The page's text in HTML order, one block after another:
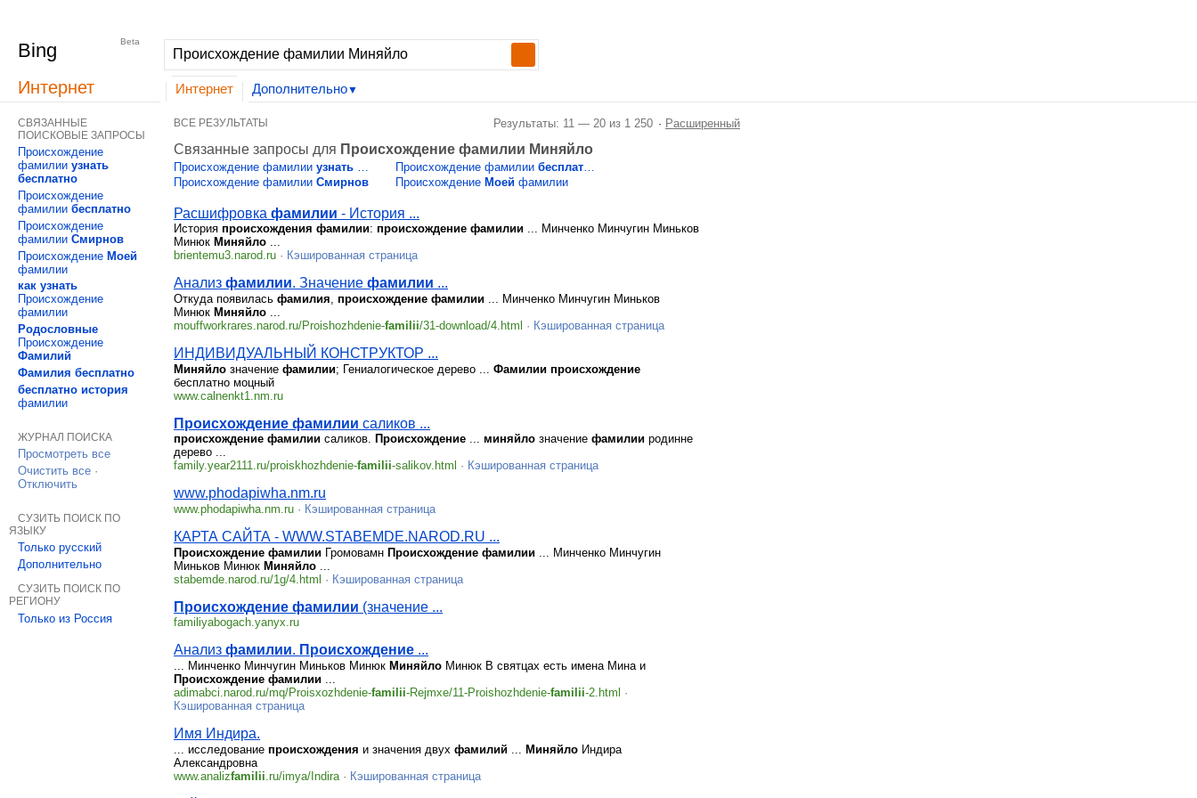
Bing Beta
Интернет Интернет Дополнительно▼
СВЯЗАННЫЕ
ПОИСКОВЫЕ ЗАПРОСЫ
Происхождение
фамилии узнать
бесплатно
Происхождение
фамилии бесплатно
Происхождение
фамилии Смирнов
Происхождение Моей
фамилии
как узнать
Происхождение
фамилии
Родословные
Происхождение
Фамилий
Фамилия бесплатно
бесплатно история
фамилии
ЖУРНАЛ ПОИСКА
Просмотреть все
Очистить все ·
Отключить
СУЗИТЬ ПОИСК ПО
ЯЗЫКУ
Только русский
Дополнительно
СУЗИТЬ ПОИСК ПО
РЕГИОНУ
Только из Россия
ВСЕ РЕЗУЛЬТАТЫ Результаты: 11 — 20 из 1 250 · Расширенный
Связанные запросы для Происхождение фамилии Миняйло
Происхождение фамилии узнать
Происхождение фамилии Смирнов
Происхождение фамилии бесплат
Происхождение Моей фамилии
Расшифровка фамилии - История ...
История происхождения фамилии: происхождение фамилии ... Минченко Минчугин Миньков
Минюк Миняйло ...
brientemu3.narod.ru · Кэшированная страница
Анализ фамилии. Значение фамилии ...
Откуда появилась фамилия происхождение фамилии ... Минченко Минчугин Миньков
Минюк Миняйло
mouffworkrares.narod.ru/Proishozhdenie-familii/31-download/4.html · Кэшированная страница
ИНДИВИДУАЛЬНЫЙ КОНСТРУКТОР ...
Миняйло значение фамилии; Гениалогическое дерево ... Фамилии происхождение
бесплатно моцный
www.calnenkt1.nm.ru
Происхождение фамилии саликов ...
происхождение фамилии саликов. Происхождение ... миняйло значение фамилии родинне
дерево ...
family.year2111.ru/proiskhozhdenie-familii-salikov.html · Кэшированная страница
www.phodapiwha.nm.ru
www.phodapiwha.nm.ru · Кэшированная страница
КАРТА САЙТА - WWW.STABEMDE.NAROD.RU ...
Происхождение фамилии Громовамн Происхождение фамилии ... Минченко Минчугин
Миньков Минюк Миняйло
stabemde.narod.ru/1g/4.html · Кэшированная страница
Происхождение фамилии (значение ...
familiyabogach.yanyx.ru
Анализ фамилии. Происхождение ...
... Минченко Минчугин Миньков Минюк Миняйло Минюк В святцах есть имена Мина и
Происхождение фамилии ...
adimabci.narod.ru/mq/Proisxozhdenie-familii-Rejmxe/11-Proishozhdenie-familii-2.html ·
Кэшированная страница
Имя Индира.
... исследование происхождения и значения двух фамилий Миняйло Индира
Александровна
www.analizfamilii .ru/imya/Indira · Кэшированная страница